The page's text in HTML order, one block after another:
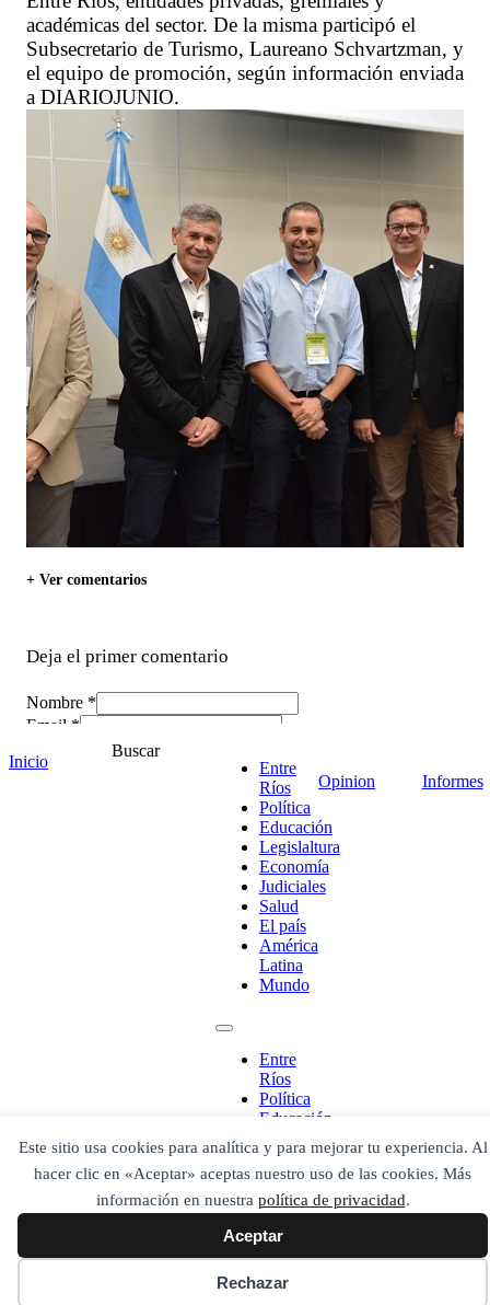
Este sitio usa cookies para analítica y para mejorar tu experiencia. Al
hacer clic en «Aceptar» aceptas nuestro uso de las cookies. Más
información en nuestra política de privacidad.
Aceptar
Rechazar
académicas del sector. De la misma participó el
Subsecretario de Turismo, Laureano Schvartzman, y
el equipo de promoción, según información enviada
a DIARIOJUNIO.
+ Ver comentarios
Deja el primer comentario
Nombre *
Email *
*
Inicio
Buscar
Entre
Ríos
Política
Educación
Legislaltura
Economía
Judiciales
Salud
El país
América
Latina
Mundo
Entre
Ríos
Política
Educación
Legislaltura
Economía
Judiciales
Salud
El país
América
Latina
Mundo
Opinion Informes
¡Ponete en contacto!
luego presiona el botón "buscar"
Buscar